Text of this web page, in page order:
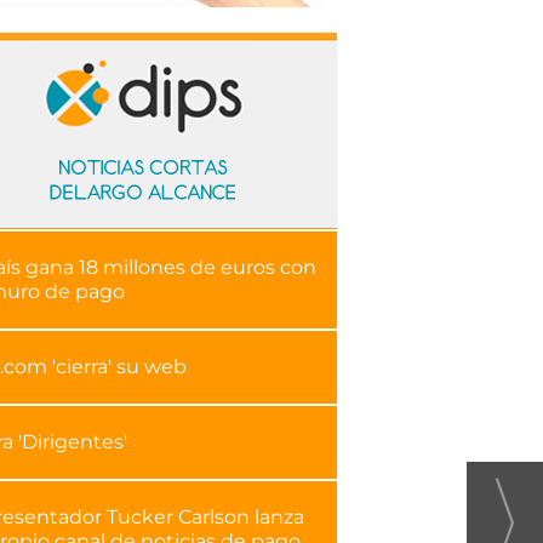
gana 18 millones de euros con
de pago
'cierra' su web
'Dirigentes'
Tucker Carlson lanza